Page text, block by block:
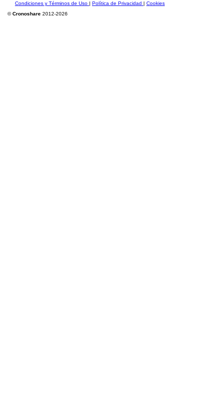
Condiciones y Términos de Uso | Política de Privacidad | Cookies
©Cronoshare 2012-2026